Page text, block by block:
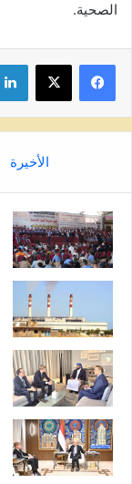
الصحية.
الأخيرة